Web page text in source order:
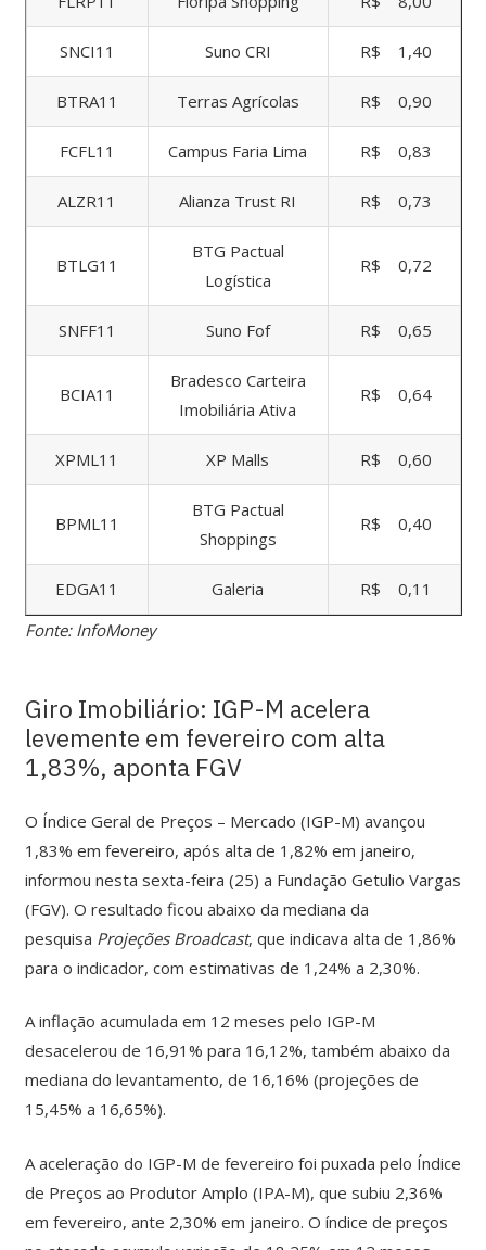
SNCI11 Suno CRI R$ 1,40
BTRA11 Terras Agrícolas R$ 0,90
FCFL11 Campus Faria Lima R$ 0,83
ALZR11 Alianza Trust RI R$ 0,73
BTLG11
BTG Pactual
Logística
R$ 0,72
SNFF11 Suno Fof R$ 0,65
BCIA11
Bradesco Carteira
Imobiliária Ativa
R$ 0,64
XPML11 XP Malls R$ 0,60
BPML11
BTG Pactual
Shoppings
R$ 0,40
EDGA11 Galeria
R$ 0,11
Fonte: InfoMoney
Giro Imobiliário: IGP-M acelera
levemente em fevereiro com alta
1,83%, aponta FGV
O Índice Geral de Preços – Mercado (IGP-M) avançou
1,83% em fevereiro, após alta de 1,82% em janeiro,
informou nesta sexta-feira (25) a Fundação Getulio Vargas
(FGV). O resultado ficou abaixo da mediana da
pesquisa Projeções Broadcast, que indicava alta de 1,86%
para o indicador, com estimativas de 1,24% a 2,30%.
A inflação acumulada em 12 meses pelo IGP-M
desacelerou de 16,91% para 16,12%, também abaixo da
mediana do levantamento, de 16,16% (projeções de
15,45% a 16,65%).
A aceleração do IGP-M de fevereiro foi puxada pelo Índice
de Preços ao Produtor Amplo (IPA-M), que subiu 2,36%
em fevereiro, ante 2,30% em janeiro. O índice de preços